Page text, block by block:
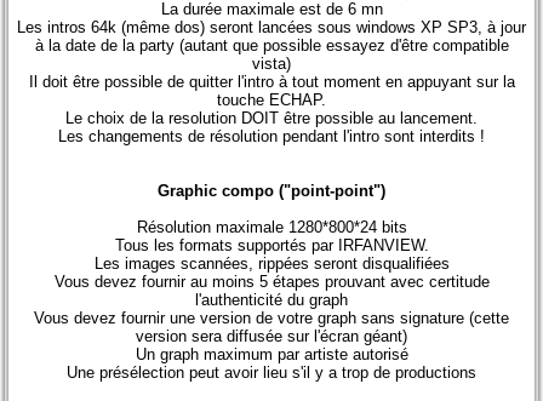
La durée maximale est de 6 mn
Les intros 64k (même dos) seront lancées sous windows XP SP3, à jour
à la date de la party (autant que possible essayez d'être compatible
vista)
Il doit être possible de quitter l'intro à tout moment en appuyant sur la
touche ECHAP.
Le choix de la resolution DOIT être possible au lancement.
Les changements de résolution pendant l'intro sont interdits !
Graphic compo ("point-point")
Résolution maximale 1280*800*24 bits
Tous les formats supportés par IRFANVIEW.
Les images scannées, rippées seront disqualifiées
Vous devez fournir au moins 5 étapes prouvant avec certitude
l'authenticité du graph
Vous devez fournir une version de votre graph sans signature (cette
version sera diffusée sur l'écran géant)
Un graph maximum par artiste autorisé
Une présélection peut avoir lieu s'il y a trop de productions